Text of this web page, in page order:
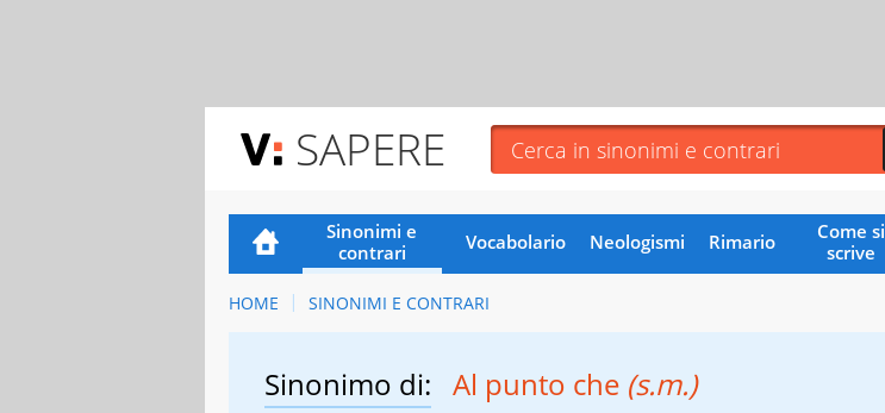
SAPERE
Sinonimi e
contrari
Vocabolario Neologismi Rimario
Come si
scrive
HOME SINONIMI E CONTRARI
Sinonimo di: Al punto che (s.m.)